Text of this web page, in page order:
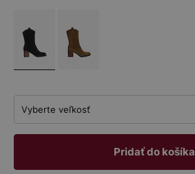
Vyberte veľkosť
Pridať do košíka